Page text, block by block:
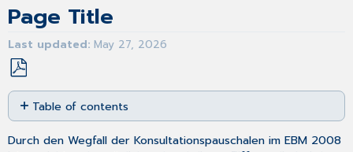
Page Title
Last updated May 27, 2026
Save
as
PDF
Table of contents
No
headers
Durch den Wegfall der Konsultationspauschalen im EBM 2008